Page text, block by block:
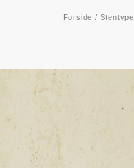
Forside /